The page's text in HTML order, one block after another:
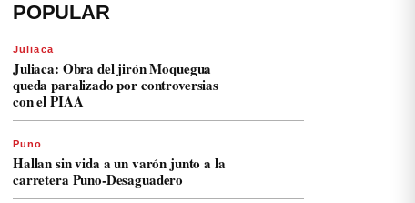
POPULAR
Juliaca
Juliaca: Obra del jirón Moquegua
queda paralizado por controversias
con el PIAA
Puno
Hallan sin vida a un varón junto a la
carretera Puno-Desaguadero